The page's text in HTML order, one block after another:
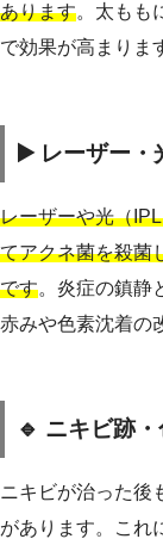
あります。太もも
で効果が高まりま
▶️ レーザー・
レーザーや光（
てアクネ菌を殺菌
です。炎症の鎮静
赤みや色素沈着の
🔹 ニキビ跡
ニキビが治った後
があります。これ